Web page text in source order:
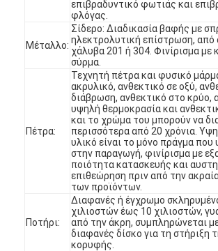
Προϊόντα
Εμφάνιση VR
Σχετικά με εμάς
Επισκέψεις στο εργοστάσιο
Έλεγχος Ποιότητας
Επικοινωνήστε μαζί μας
επιβραδυντικό φωτιάς και
φλόγας.
Μέταλλο:
Σίδερο: Διαδικασία βαφής με
ηλεκτρολυτική επίστρωση, από
χάλυβα 201 ή 304. Φινίρισμα με
σύρμα.
Πέτρα:
Τεχνητή πέτρα και φυσικό
ακρυλικό, ανθεκτικό σε οξύ,
διάβρωση, ανθεκτικό στο κρύο,
υψηλή θερμοκρασία και
και το χρώμα του μπορούν να
περισσότερα από 20 χρόνια.
υλικό είναι το μόνο πράγμα που
στην παραγωγή, φινίρισμα με
ποιότητα κατασκευής και
επιθεώρηση πριν από την
των προϊόντων.
Ποτήρι:
Διαφανές ή έγχρωμο
χιλιοστών έως 10 χιλιοστών,
από την άκρη, συμπληρώνεται
διαφανές δίσκο για τη στήριξη
κορυφής.